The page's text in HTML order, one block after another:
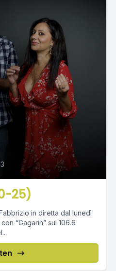
25)
in diretta dal lunedì
“Gagarin” sui 106.6